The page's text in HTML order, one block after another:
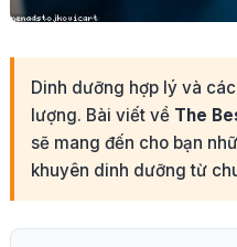
Dinh dưỡng hợp lý và
lượng. Bài viết về The
sẽ mang đến cho bạn
khuyên dinh dưỡng từ